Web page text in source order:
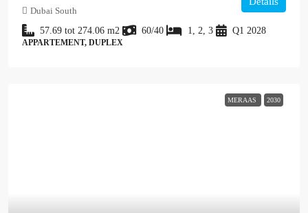
Dubai South
57.69 tot 274.06 m2 60/40 1, 2, 3 Q1 2028
APPARTEMENT, DUPLEX
MERAAS 2030